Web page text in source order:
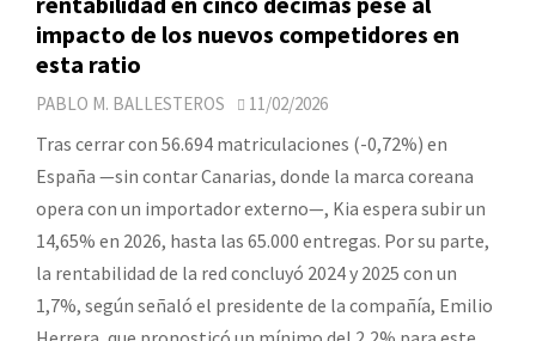
impacto de los nuevos competidores en
esta ratio
PABLO M. BALLESTEROS 11/02/2026
Tras cerrar con 56.694 matriculaciones (-0,72%) en
España —sin contar Canarias, donde la marca coreana
opera con un importador externo—, Kia espera subir un
14,65% en 2026, hasta las 65.000 entregas. Por su parte,
la rentabilidad de la red concluyó 2024 y 2025 con un
1,7%, según señaló el presidente de la compañía, Emilio